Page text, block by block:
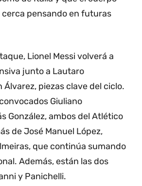
pensando en futuras
Lionel Messi volverá a
junto a Lautaro
Álvarez, piezas clave del ciclo.
Giuliano
González, ambos del Atlético
de José Manuel López,
que continúa sumando
Además, están las dos
y Panichelli.